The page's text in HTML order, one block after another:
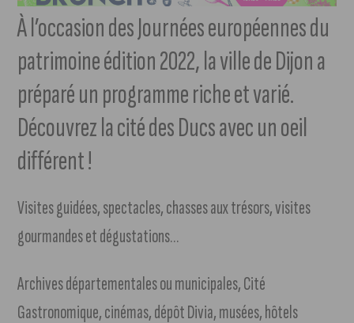
À l’occasion des Journées européennes du
patrimoine édition 2022, la ville de Dijon a
préparé un programme riche et varié.
Découvrez la cité des Ducs avec un oeil
différent !
Visites guidées, spectacles, chasses aux trésors, visites
gourmandes et dégustations…
Archives départementales ou municipales, Cité
Gastronomique, cinémas, dépôt Divia, musées, hôtels